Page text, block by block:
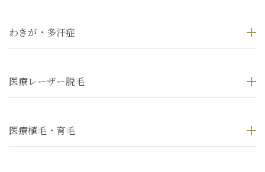
わきが・多汗症
医療レーザー脱毛
医療植毛・育毛